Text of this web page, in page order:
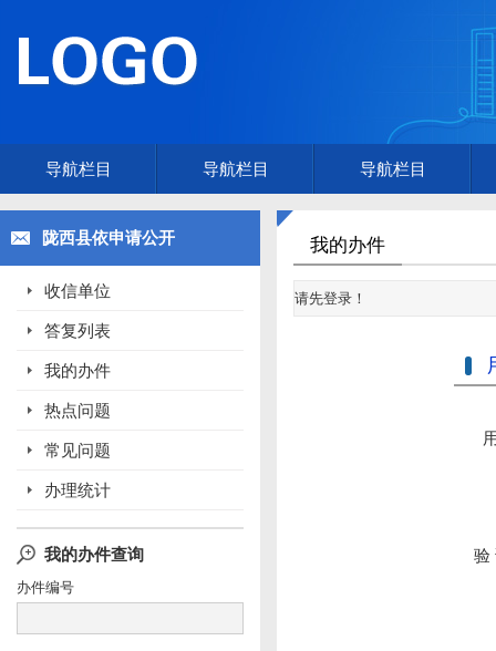
导航栏目 导航栏目 导航栏目
陇西县依申请公开
收信单位
答复列表
我的办件
热点问题
常见问题
办理统计
我的办件查询
办件编号
我的办件
请先登录！
验